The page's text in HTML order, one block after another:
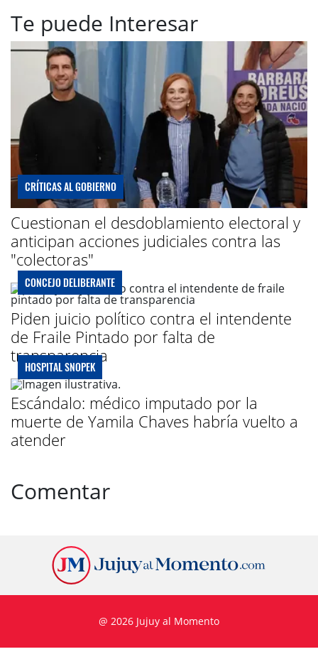
Te puede Interesar
CRÍTICAS AL GOBIERNO
Cuestionan el desdoblamiento electoral y
anticipan acciones judiciales contra las
"colectoras"
CONCEJO DELIBERANTE
Piden juicio político contra el intendente
de Fraile Pintado por falta de
transparencia
HOSPITAL SNOPEK
Escándalo: médico imputado por la
muerte de Yamila Chaves habría vuelto a
atender
Comentar
@ 2026 Jujuy al Momento